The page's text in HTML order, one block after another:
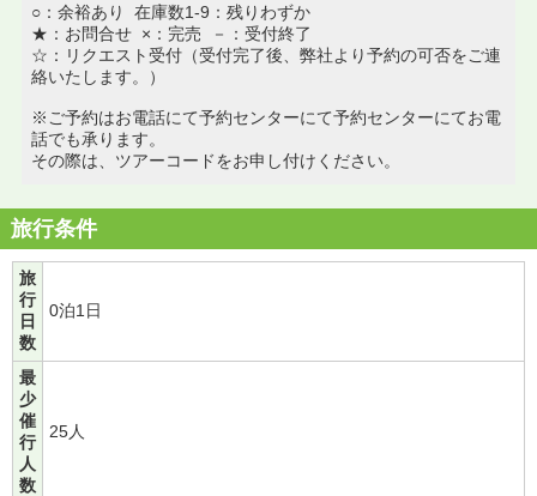
○：余裕あり 在庫数1-9：残りわずか
★：お問合せ ×：完売 －：受付終了
☆：リクエスト受付（受付完了後、弊社より予約の可否をご連
絡いたします。）
※ご予約はお電話にて予約センターにて予約センターにてお電
話でも承ります。
その際は、ツアーコードをお申し付けください。
旅行条件
旅
行
日
数
0泊1日
最
少
催
行
人
数
25人